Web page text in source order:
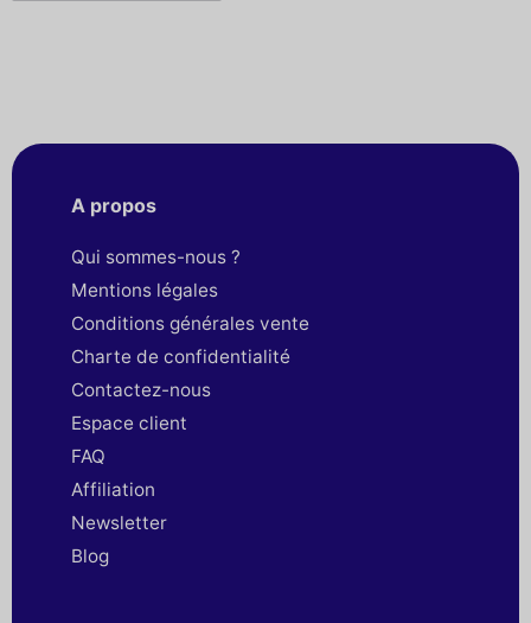
A propos
Qui sommes-nous ?
Mentions légales
Conditions générales vente
Charte de confidentialité
Contactez-nous
Espace client
FAQ
Affiliation
Newsletter
Blog